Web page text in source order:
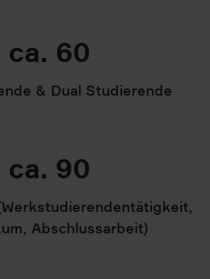
ca. 60
& Dual Studierende
ca. 90
Abschlussarbeit)